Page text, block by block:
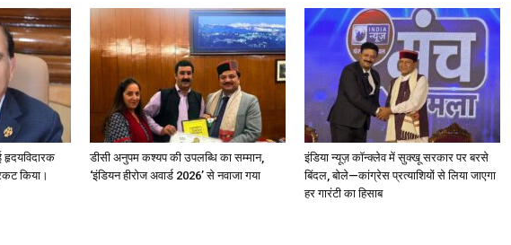
हृदयविदारक
किया।
डीसी अनुपम कश्यप की उपलब्धि का सम्मान,
‘इंडियन हीरोज अवार्ड 2026’ से नवाजा गया
इंडिया न्यूज़ कॉन्क्लेव में सुक्खू सरकार पर बरसे
बिंदल, बोले—कांग्रेस प्रत्याशियों से लिया जाएगा
हर गारंटी का हिसाब